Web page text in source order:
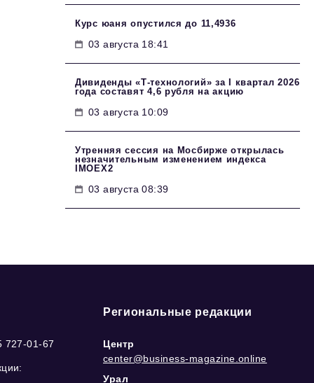
Курс юаня опустился до 11,4936
03 августа 18:41
Дивиденды «Т-технологий» за I квартал 2026
года составят 4,6 рубля на акцию
03 августа 10:09
Утренняя сессия на Мосбирже открылась
незначительным изменением индекса
IMOEX2
03 августа 08:39
727-01-67
Региональные редакции
Центр
center@business-magazine.online
Урал